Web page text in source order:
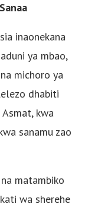
inaonekana
ya mbao,
michoro ya
dhabiti
kwa
sanamu zao
matambiko
wa sherehe